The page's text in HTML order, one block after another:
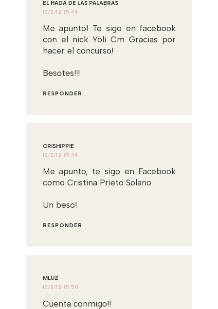
EL HADA DE LAS PALABRAS
13/2/12 15:49
Me apunto! Te sigo en facebook
con el nick Yoli Cm Gracias por
hacer el concurso!
Besotes!!!
RESPONDER
CRISHIPPIE
13/2/12 15:49
Me apunto, te sigo en Facebook
como Cristina Prieto Solano
Un beso!
RESPONDER
MLUZ
13/2/12 15:58
Cuenta conmigo!!